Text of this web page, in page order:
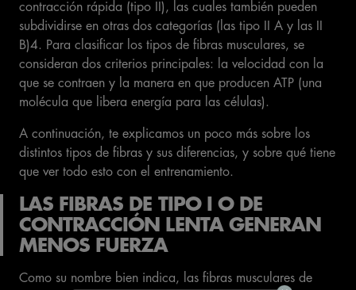
contracción rápida (tipo II), las cuales también pueden
subdividirse en otras dos categorías (las tipo II A y las II
B)4. Para clasificar los tipos de fibras musculares, se
consideran dos criterios principales: la velocidad con la
que se contraen y la manera en que producen ATP (una
molécula que libera energía para las células).
A continuación, te explicamos un poco más sobre los
distintos tipos de fibras y sus diferencias, y sobre qué tiene
que ver todo esto con el entrenamiento.
LAS FIBRAS DE TIPO I O DE
CONTRACCIÓN LENTA GENERAN
MENOS FUERZA
Como su nombre bien indica, las fibras musculares de